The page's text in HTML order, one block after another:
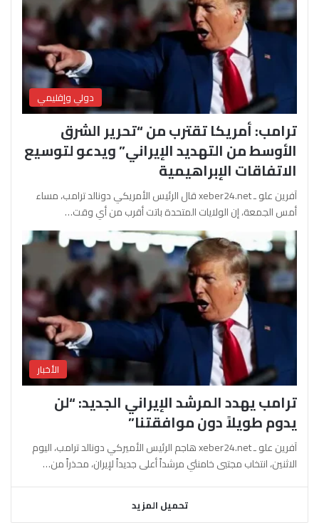
دولي وإقليمي
ترامب: أمريكا تقترب من “تحرير الشرق
الأوسط من التهديد الإيراني” ويدعو لتوسيع
الاتفاقات الإبراهيمية
آفرين علو ـ xeber24.net قال الرئيس الأمريكي دونالد ترامب، مساء
أمس الجمعة، إن الولايات المتحدة باتت أقرب من أي وقت…
الأخبار
ترامب يهدد المرشد الإيراني الجديد: “لن
يدوم طويلاً دون موافقتنا”
آفرين علو ـ xeber24.net هاجم الرئيس الأميركي دونالد ترامب، اليوم
الاثنين، انتخاب مجتبى خامنئي مرشداً أعلى جديداً لإيران، محذراً من…
تحميل المزيد